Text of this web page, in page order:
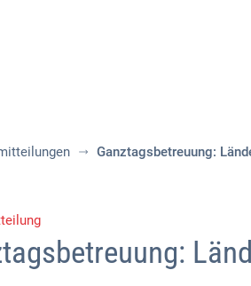
Ganztagsbetreuung: